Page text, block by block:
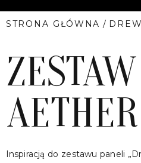
STRONA GŁÓWNA /
AETHER
Inspiracją do zestawu paneli